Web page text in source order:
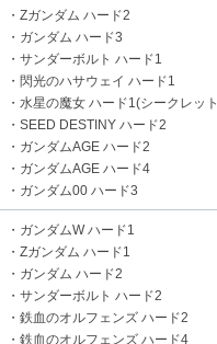
・Ζガンダム ハード2
・ガンダム ハード3
・サンダーボルト ハード1
・閃光のハサウェイ ハード1
・水星の魔女 ハード1(シークレッ
・SEED DESTINY ハード2
・ガンダムAGE ハード2
・ガンダムAGE ハード4
・ガンダム00 ハード3
・ガンダムW ハード1
・Ζガンダム ハード1
・ガンダム ハード2
・サンダーボルト ハード2
・鉄血のオルフェンズ ハード2
・鉄血のオルフェンズ ハード4